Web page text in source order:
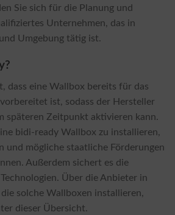
Sie sich für die Planung und
Unternehmen, das in
Umgebung tätig ist.
dass eine Wallbox bereits für das
ist, sodass der Hersteller
späteren Zeitpunkt aktivieren kann.
bidi-ready Wallbox zu installieren,
und mögliche staatliche Förderungen
Außerdem sichert es die
Über die Anbieter in
solche Wallboxen installieren,
dieser Übersicht.